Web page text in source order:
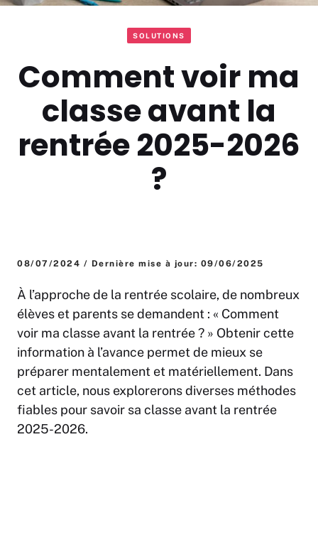
SOLUTIONS
Comment voir ma
classe avant la
rentrée 2025-2026
?
08/07/2024 / Dernière mise à jour: 09/06/2025
À l’approche de la rentrée scolaire, de nombreux
élèves et parents se demandent : « Comment
voir ma classe avant la rentrée ? » Obtenir cette
information à l’avance permet de mieux se
préparer mentalement et matériellement. Dans
cet article, nous explorerons diverses méthodes
fiables pour savoir sa classe avant la rentrée
2025-2026.